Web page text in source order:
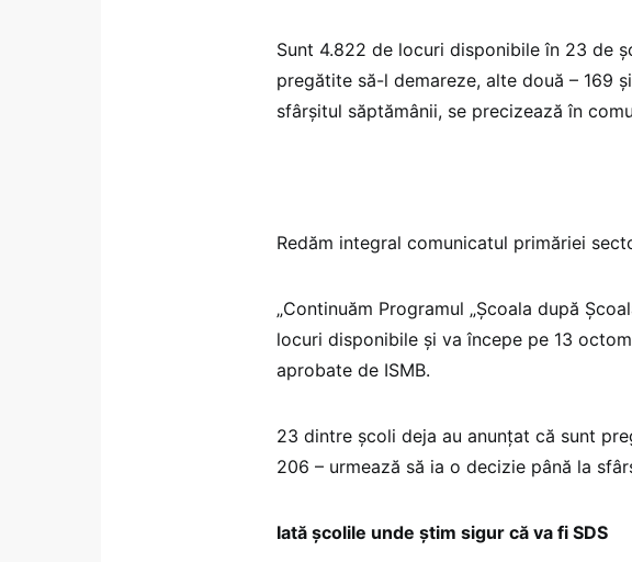
Sunt 4.822 de locuri disponibile în 23 de
pregătite să-l demareze, alte două – 169
sfârșitul săptămânii, se precizează în
Redăm integral comunicatul primăriei
„Continuăm Programul „Școala după
locuri disponibile și va începe pe 13
aprobate de ISMB.
23 dintre școli deja au anunțat că sunt
206 – urmează să ia o decizie până la
Iată școlile unde știm sigur că va fi SDS